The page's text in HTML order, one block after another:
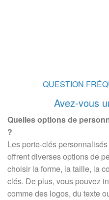
QUESTION
Avez-vous
Quelles options de
?
Les porte-clés
offrent diverses options de
choisir la forme, la taille, la
clés. De plus, vous pouvez
comme des logos, du texte